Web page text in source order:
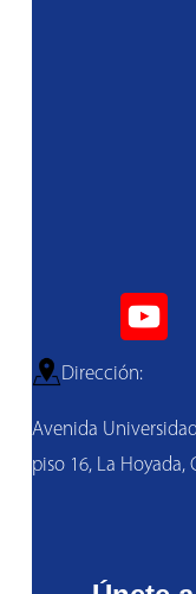
Dirección:
Avenida
piso 16, La Hoyada,